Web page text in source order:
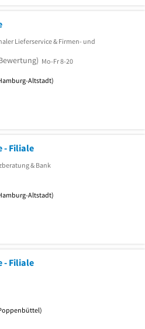
Lieferservice & Firmen- und
5 Sternen
Mo-Fr 8-20
Altstadt)
- Filiale
& Bank
Altstadt)
- Filiale